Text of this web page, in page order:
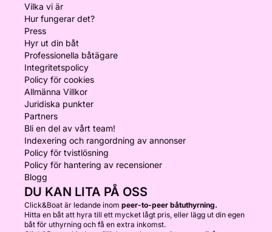
Vilka vi är
Hur fungerar det?
Press
Hyr ut din båt
Professionella båtägare
Integritetspolicy
Policy för cookies
Allmänna Villkor
Juridiska punkter
Partners
Bli en del av vårt team!
Indexering och rangordning av annonser
Policy för tvistlösning
Policy för hantering av recensioner
Blogg
DU KAN LITA PÅ OSS
Click&Boat är ledande inom peer-to-peer båtuthyrning.
Hitta en båt att hyra till ett mycket lågt pris, eller lägg ut din egen
båt för uthyrning och få en extra inkomst.